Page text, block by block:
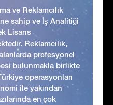
ve Reklamcılık
sahip ve İş Analitiği
Lisans
Reklamcılık,
profesyonel
bulunmakla birlikte
operasyonları
ile yakından
en çok